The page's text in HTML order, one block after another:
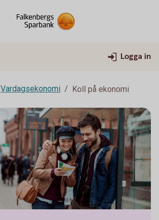
Logga in
Vardagsekonomi Koll på ekonomi